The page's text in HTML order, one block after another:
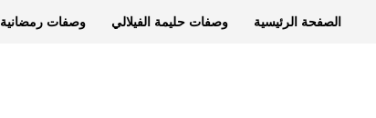
الصفحة الرئيسية وصفات حليمة الفيلالي وصفات رمضانية